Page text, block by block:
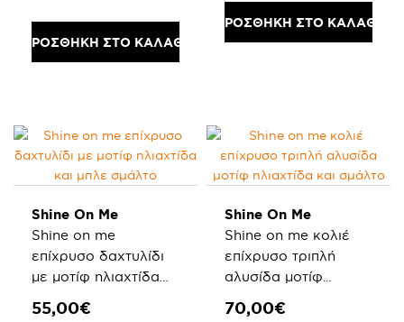
ΠΡΟΣΘΗΚΗ ΣΤΟ ΚΑΛΑΘΙ
ΠΡΟΣΘΗΚΗ ΣΤΟ ΚΑΛΑΘΙ
Shine On Me
Shine on me
επίχρυσο δαχτυλίδι
με μοτίφ ηλιαχτίδα
55,00€
Shine On Me
Shine on me κολιέ
επίχρυσο τριπλή
αλυσίδα μοτίφ
70,00€